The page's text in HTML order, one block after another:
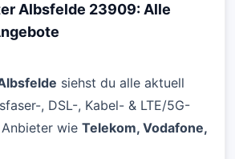
Albsfelde 23909: Alle
siehst du alle aktuell
, DSL-, Kabel- & LTE/5G-
wie Telekom, Vodafone,